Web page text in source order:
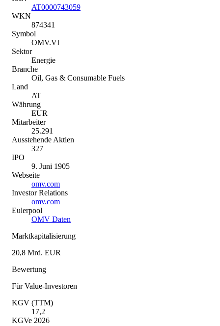
AT0000743059
WKN
874341
Symbol
OMV.VI
Sektor
Energie
Branche
Oil, Gas & Consumable Fuels
Land
AT
Währung
EUR
Mitarbeiter
25.291
Ausstehende Aktien
327
IPO
9. Juni 1905
Webseite
omv.com
Investor Relations
omv.com
Eulerpool
OMV Daten
Marktkapitalisierung
20,8 Mrd. EUR
Bewertung
Für Value-Investoren
KGV (TTM)
17,2
KGVe 2026